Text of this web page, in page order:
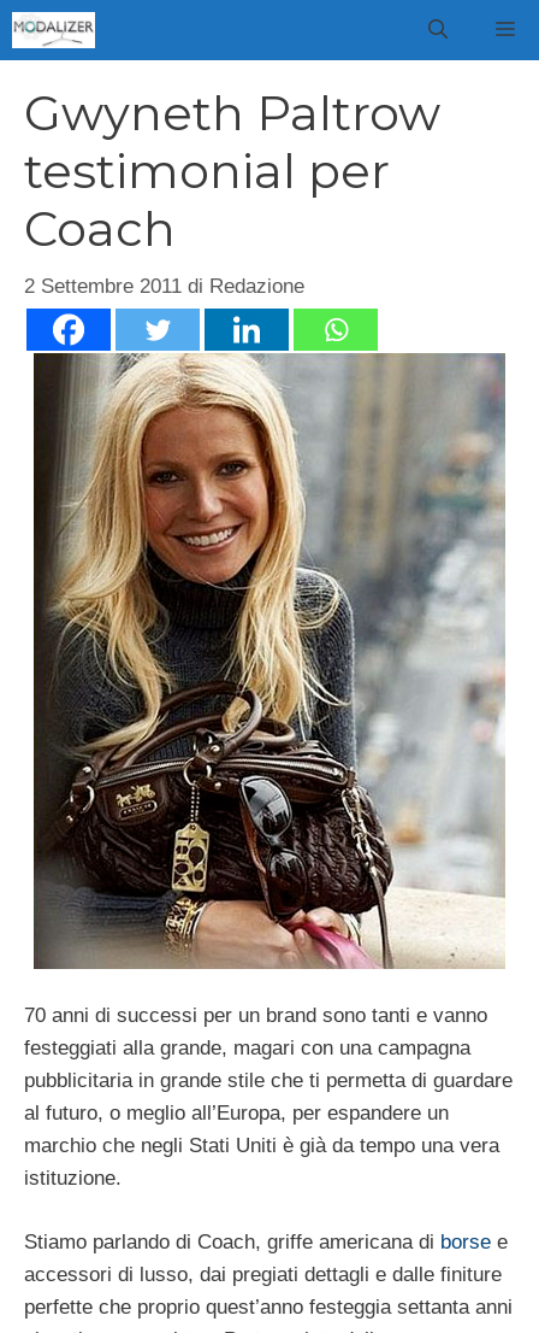
Vai
al
Gwyneth Paltrow
testimonial per
Coach
2 Settembre 2011 di Redazione
70 anni di successi per un brand sono tanti e vanno
festeggiati alla grande, magari con una campagna
pubblicitaria in grande stile che ti permetta di guardare
al futuro, o meglio all’Europa, per espandere un
marchio che negli Stati Uniti è già da tempo una vera
istituzione.
Stiamo parlando di Coach, griffe americana di borse e
accessori di lusso, dai pregiati dettagli e dalle finiture
perfette che proprio quest’anno festeggia settanta anni